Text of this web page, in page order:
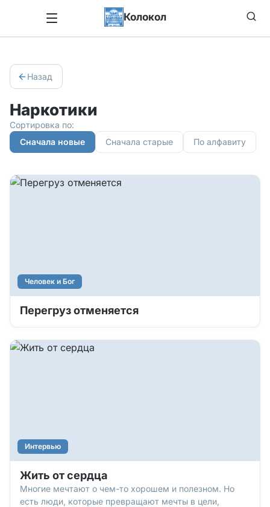
Колокол
Назад
Наркотики
Сортировка по:
Сначала новые
Сначала старые По алфавиту
Человек и Бог
Перегруз отменяется
Интервью
Жить от сердца
Многие мечтают о чем-то хорошем и полезном. Но
есть люди, которые превращают мечты в цели,